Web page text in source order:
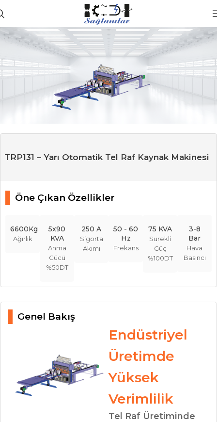
TRP131 – Yarı Otomatik Tel Raf Kaynak Makinesi
Öne Çıkan Özellikler
6600Kg
Ağırlık
5x90
KVA
Anma
Gücü
%50DT
250 A
Sigorta
Akımı
50 - 60
Hz
Frekans
75 KVA
Sürekli
Güç
%100DT
3-8
Bar
Hava
Basıncı
Genel Bakış
Endüstriyel
Üretimde
Yüksek
Verimlilik
Tel Raf Üretiminde